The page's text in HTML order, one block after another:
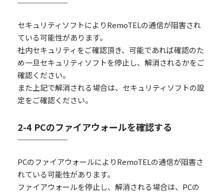
セキュリティソフトによりRemoTELの通信が阻害され
ている可能性があります。
社内セキュリティをご確認頂き、可能であれば確認のた
め一旦セキュリティソフトを停止し、解消されるかをご
確認ください。
また上記で解消される場合は、セキュリティソフトの設
定をご確認ください。
2-4 PCのファイアウォールを確認する
PCのファイアウォールによりRemoTELの通信が阻害さ
れている可能性があります。
ファイアウォールを停止し、解消される場合は、PCの